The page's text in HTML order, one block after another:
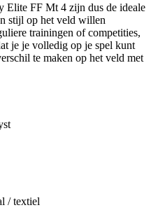
Elite FF Mt 4 zijn dus de ideale
stijl op het veld willen
trainingen of competities,
je je volledig op je spel kunt
te maken op het veld met
/ textiel